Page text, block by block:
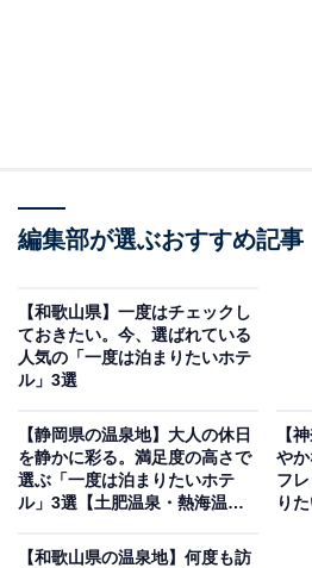
HOTEL」公式Webサイトより）
「YUFUIN FLORAL VILLAGE
コッツウォルズ地方の街並みを
ラルヴィレッジ」内にあるホテル
編集部が選ぶおすすめ記事
【和歌山県】一度はチェックし
ておきたい。今、選ばれている
人気の「一度は泊まりたいホテ
ル」3選
【静岡県の温泉地】大人の休日
を静かに彩る。満足度の高さで
選ぶ「一度は泊まりたいホテ
ル」3選【土肥温泉・熱海温
【
や
フ
り
【和歌山県の温泉地】何度も訪